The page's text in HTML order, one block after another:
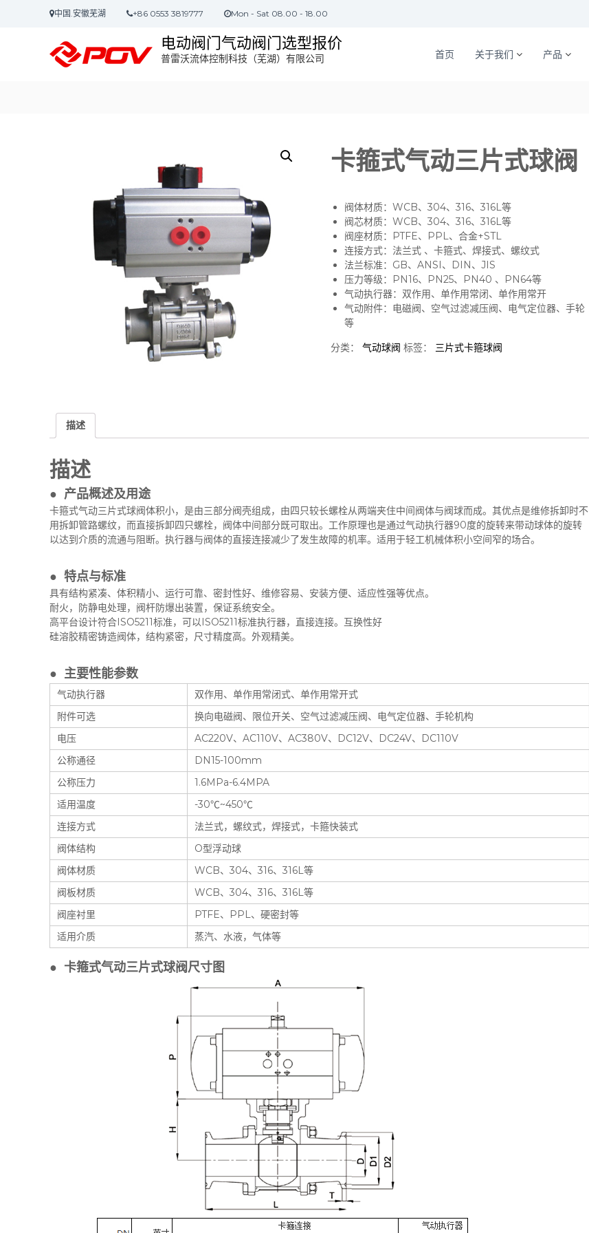
中国.安徽芜湖 +86 0553 3819777 Mon - Sat 08.00 - 18.00
电动阀门气动阀门选型报价
普雷沃流体控制科技（芜湖）有限公司 首页 关于我们 产品
卡箍式气动三片式球阀
阀体材质：WCB、304、316、316L等
阀芯材质：WCB、304、316、316L等
阀座材质：PTFE、PPL、合金+STL
连接方式：法兰式 、卡箍式、焊接式、螺纹式
法兰标准：GB、ANSI、DIN、JIS
压力等级：PN16、PN25、PN40 、PN64等
气动执行器：双作用、单作用常闭、单作用常开
气动附件：电磁阀、空气过滤减压阀、电气定位器、手轮
等
分类： 气动球阀 标签： 三片式卡箍球阀
描述
描述
● 产品概述及用途
卡箍式气动三片式球阀体积小，是由三部分阀壳组成，由四只较长螺栓从两端夹住中间阀体与阀球而成。其优点是维修拆卸时不
用拆卸管路螺纹，而直接拆卸四只螺栓，阀体中间部分既可取出。工作原理也是通过气动执行器90度的旋转来带动球体的旋转
以达到介质的流通与阻断。执行器与阀体的直接连接减少了发生故障的机率。适用于轻工机械体积小空间窄的场合。
● 特点与标准
具有结构紧凑、体积精小、运行可靠、密封性好、维修容易、安装方便、适应性强等优点。
耐火，防静电处理，阀杆防爆出装置，保证系统安全。
高平台设计符合ISO5211标准，可以ISO5211标准执行器，直接连接。互换性好
硅溶胶精密铸造阀体，结构紧密，尺寸精度高。外观精美。
● 主要性能参数
气动执行器
双作用、单作用常闭式、单作用常开式
附件可选
换向电磁阀、限位开关、空气过滤减压阀、电气定位器、手轮机构
电压
AC220V、AC110V、AC380V、DC12V、DC24V、DC110V
公称通径
DN15-100mm
公称压力
1.6MPa-6.4MPA
适用温度
-30℃~450℃
连接方式
法兰式，螺纹式，焊接式，卡箍快装式
阀体结构
O型浮动球
阀体材质
WCB、304、316、316L等
阀板材质
WCB、304、316、316L等
阀座衬里
PTFE、PPL、硬密封等
适用介质
蒸汽、水液，气体等
● 卡箍式气动三片式球阀尺寸图